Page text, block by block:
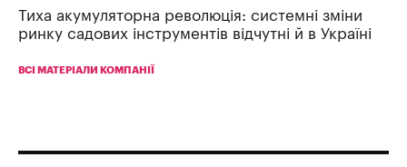
Тиха акумуляторна революція: системні зміни
ринку садових інструментів відчутні й в Україні
ВСІ МАТЕРІАЛИ КОМПАНІЇ